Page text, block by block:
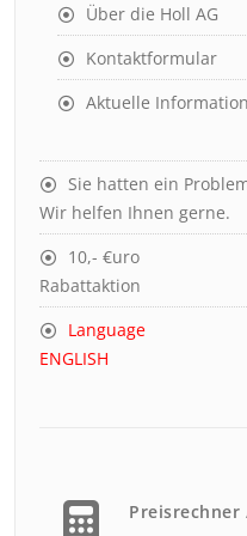
Über die Holl AG
Kontaktformular
Aktuelle
Sie hatten ein
Wir helfen Ihnen gerne.
10,- €uro
Rabattaktion
Language
ENGLISH